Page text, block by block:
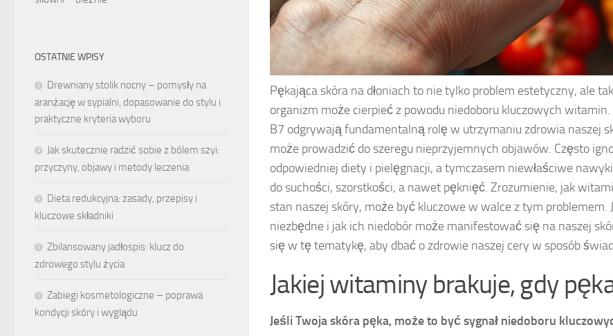
Pękająca skóra na dłoniach to nie tylko problem estetyczny, ale
organizm może cierpieć z powodu niedoboru kluczowych witamin.
B7 odgrywają fundamentalną rolę w utrzymaniu zdrowia naszej
może prowadzić do szeregu nieprzyjemnych objawów. Często
odpowiedniej diety i pielęgnacji, a tymczasem niewłaściwe
do suchości, szorstkości, a nawet pęknięć. Zrozumienie, jak
stan naszej skóry, może być kluczowe w walce z tym problemem.
niezbędne i jak ich niedobór może manifestować się na naszej
się w tę tematykę, aby dbać o zdrowie naszej cery w sposób
Jakiej witaminy brakuje, gdy
Jeśli Twoja skóra pęka, może to być sygnał niedoboru
OSTATNIE WPISY
Drewniany stolik nocny – pomysły na
aranżację w sypialni, dopasowanie do stylu i
praktyczne kryteria wyboru
Jak skutecznie radzić sobie z bólem szyi:
przyczyny, objawy i metody leczenia
Dieta redukcyjna: zasady, przepisy i
kluczowe składniki
Zbilansowany jadłospis: klucz do
zdrowego stylu życia
Zabiegi kosmetologiczne – poprawa
kondycji skóry i wyglądu